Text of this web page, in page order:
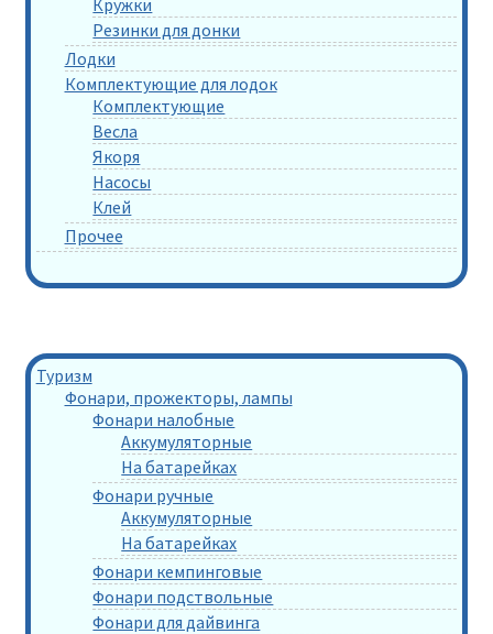
Кружки
Резинки для донки
Лодки
Комплектующие для лодок
Комплектующие
Весла
Якоря
Насосы
Клей
Прочее
Туризм
Фонари, прожекторы, лампы
Фонари налобные
Аккумуляторные
На батарейках
Фонари ручные
Аккумуляторные
На батарейках
Фонари кемпинговые
Фонари подствольные
Фонари для дайвинга